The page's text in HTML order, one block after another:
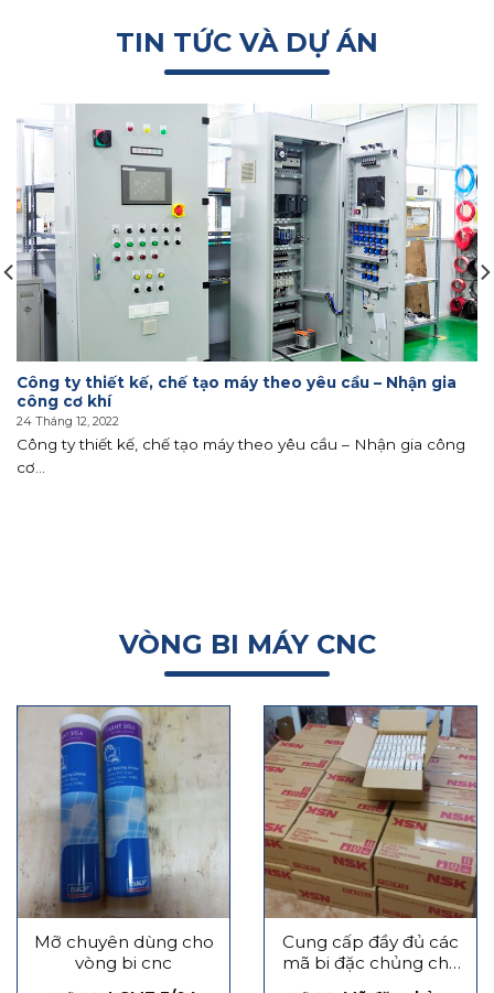
TIN TỨC VÀ DỰ ÁN
Công ty thiết kế, chế tạo máy theo yêu cầu – Nhận gia
công cơ khí
24 Tháng 12, 2022
Công ty thiết kế, chế tạo máy theo yêu cầu – Nhận gia công
cơ...
VÒNG BI MÁY CNC
Mỡ chuyên dùng cho
vòng bi cnc
Cung cấp đầy đủ các
mã bi đặc chủng cho